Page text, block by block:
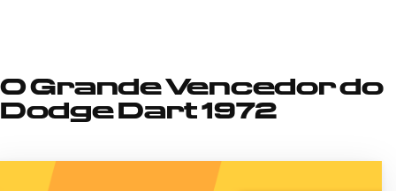
O Grande Vencedor do
Dodge Dart 1972